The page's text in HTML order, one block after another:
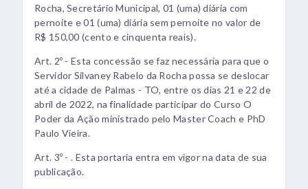
Rocha, Secretário Municipal, 01 (uma) diária com
pernoite e 01 (uma) diária sem pernoite no valor de
R$ 150,00 (cento e cinquenta reais).
Art. 2º - Esta concessão se faz necessária para que o
Servidor Silvaney Rabelo da Rocha possa se deslocar
até a cidade de Palmas - TO, entre os dias 21 e 22 de
abril de 2022, na finalidade participar do Curso O
Poder da Ação ministrado pelo Master Coach e PhD
Paulo Vieira.
Art. 3º - . Esta portaria entra em vigor na data de sua
publicação.